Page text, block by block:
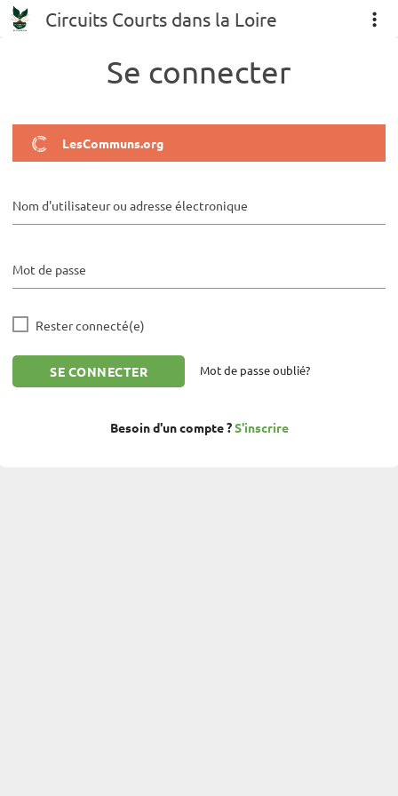
Circuits Courts dans la Loire
Se connecter
LesCommuns.org
Nom d'utilisateur ou adresse électronique
Mot de passe
Rester connecté(e)
SE CONNECTER Mot de passe oublié?
Besoin d'un compte ?S'inscrire